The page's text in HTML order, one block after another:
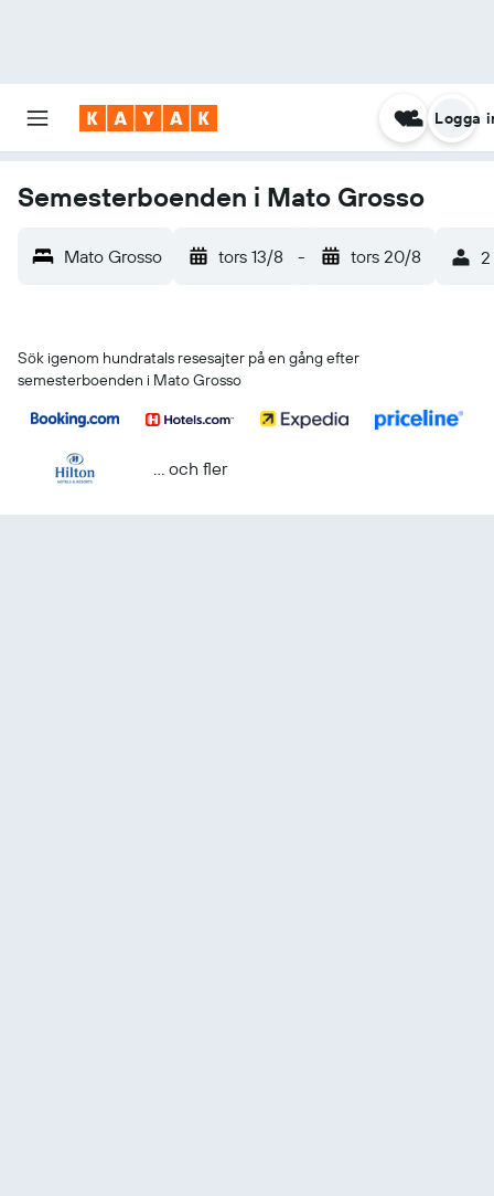
Logga
Semesterboenden i Mato Grosso
Mato Grosso tors 13/8 - tors 20/8 2
Sök igenom hundratals resesajter på en gång efter
semesterboenden i Mato Grosso
... och fler